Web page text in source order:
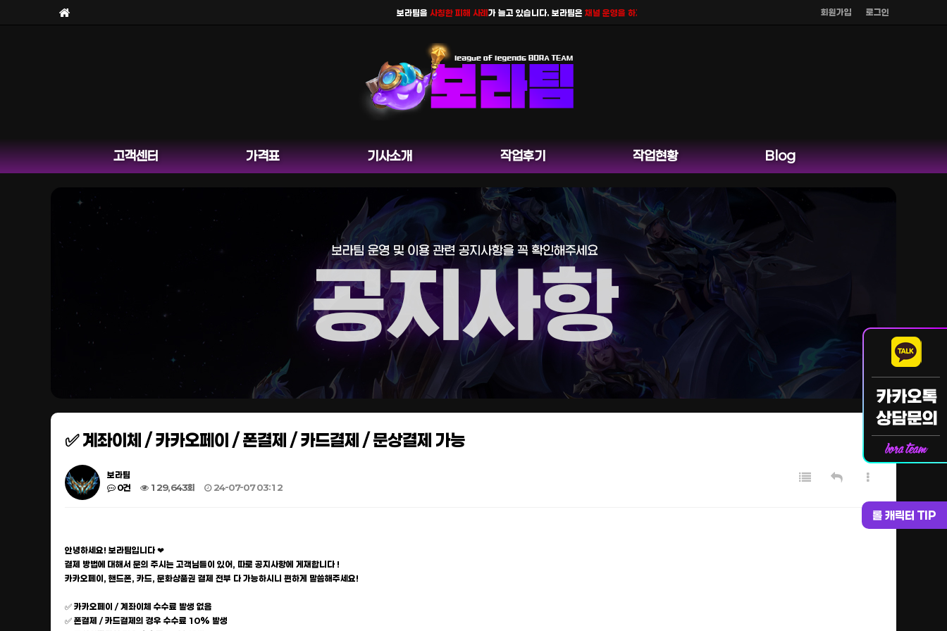
회원가입 로그인
보라팀을사칭한 피해 사례 가 늘고 있습니다. 보라팀은채널 운영을 하지 않으며 공식 홈페이지 카카오톡 외 다른 채팅은 운영하지 않습니다.
롤 캐릭터 TIP
고객센터 가격표 기사소개 작업후기 작업현황 Blog
✅ 계좌이체 / 카카오페이 / 폰결제 / 카드결제 / 문상결제 가능
보라팀
0건
129,643회 24-07-07 03:12
안녕하세요! 보라팀입니다 ❤
결제 방법에 대해서 문의 주시는 고객님들이 있어, 따로 공지사항에 게재합니다 !
카카오페이, 핸드폰, 카드, 문화상품권 결제 전부 다 가능하시니 편하게 말씀해주세요!
✅ 카카오페이 / 계좌이체 수수료 발생 없음
✅ 폰결제 / 카드결제의 경우 수수료 10% 발생